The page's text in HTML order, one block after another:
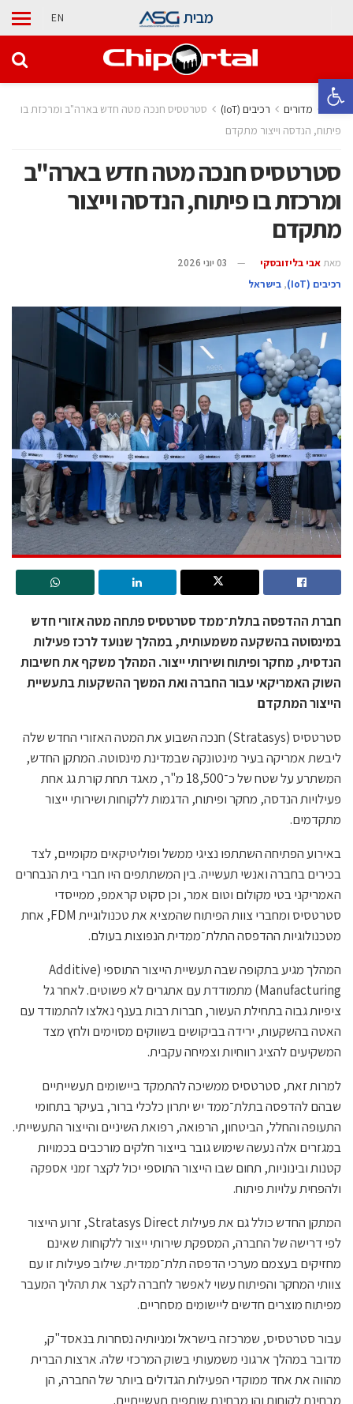
פתח סרגל נגישות
מבית EN
בית מדורים ‫רכיבים‬ (IoT)
סטרטסיס חנכה מטה חדש בארה"ב ומרכזת בו
פיתוח, הנדסה וייצור מתקדם
סטרטסיס חנכה מטה חדש בארה"ב
ומרכזת בו פיתוח, הנדסה וייצור
מתקדם
מאת אבי בליזובסקי
03 יוני 2026
‫רכיבים‬ (IoT)
, בישראל
חברת ההדפסה בתלת־ממד סטרטסיס פתחה מטה אזורי חדש
במינסוטה בהשקעה משמעותית, במהלך שנועד לרכז פעילות
הנדסית, מחקר ופיתוח ושירותי ייצור. המהלך משקף את חשיבות
השוק האמריקאי עבור החברה ואת המשך ההשקעות בתעשיית
הייצור המתקדם
סטרטסיס (Stratasys) חנכה השבוע את המטה האזורי החדש שלה
ליבשת אמריקה בעיר מינטונקה שבמדינת מינסוטה. המתקן החדש,
המשתרע על שטח של כ־18,500 מ"ר, מאגד תחת קורת גג אחת
פעילויות הנדסה, מחקר ופיתוח, הדגמות ללקוחות ושירותי ייצור
מתקדמים.
באירוע הפתיחה השתתפו נציגי ממשל ופוליטיקאים מקומיים, לצד
בכירים בחברה ואנשי תעשייה. בין המשתתפים היו חברי בית הנבחרים
האמריקני בטי מקולום וטום אמר, וכן סקוט קראמפ, ממייסדי
סטרטסיס ומחברי צוות הפיתוח שהמציא את טכנולוגיית FDM, אחת
מטכנולוגיות ההדפסה התלת־ממדית הנפוצות בעולם.
המהלך מגיע בתקופה שבה תעשיית הייצור התוספי (Additive
Manufacturing) מתמודדת עם אתגרים לא פשוטים. לאחר גל
ציפיות גבוה בתחילת העשור, חברות רבות בענף נאלצו להתמודד עם
האטה בהשקעות, ירידה בביקושים בשווקים מסוימים ולחץ מצד
המשקיעים להציג רווחיות וצמיחה עקבית.
למרות זאת, סטרטסיס ממשיכה להתמקד ביישומים תעשייתיים
שבהם להדפסה בתלת־ממד יש יתרון כלכלי ברור, בעיקר בתחומי
התעופה והחלל, הביטחון, הרפואה, רפואת השיניים והייצור התעשייתי.
במגזרים אלה נעשה שימוש גובר בייצור חלקים מורכבים בכמויות
קטנות ובינוניות, תחום שבו הייצור התוספי יכול לקצר זמני אספקה
ולהפחית עלויות פיתוח.
המתקן החדש כולל גם את פעילות Stratasys Direct, זרוע הייצור
לפי דרישה של החברה, המספקת שירותי ייצור ללקוחות שאינם
מחזיקים בעצמם מערכי הדפסה תלת־ממדית. שילוב פעילות זו עם
צוותי המחקר והפיתוח עשוי לאפשר לחברה לקצר את תהליך המעבר
מפיתוח מוצרים חדשים ליישומים מסחריים.
עבור סטרטסיס, שמרכזה בישראל ומניותיה נסחרות בנאסד"ק,
מדובר במהלך ארגוני משמעותי בשוק המרכזי שלה. ארצות הברית
מהווה את אחד ממוקדי הפעילות הגדולים ביותר של החברה, הן
מבחינת לקוחות והן מבחינת שותפים תעשייתיים.